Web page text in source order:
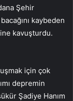
Şehir
kaybeden
kavuşturdu.
için çok
depremin
Şadiye Hanım